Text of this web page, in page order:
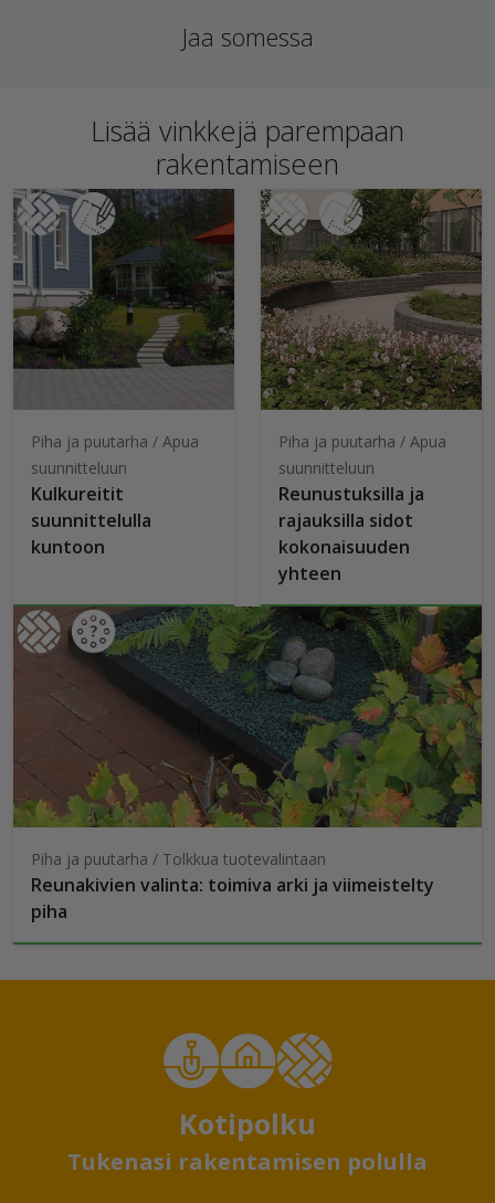
Jaa somessa
Lisää vinkkejä parempaan
rakentamiseen
Piha ja puutarha / Apua
suunnitteluun
Kulkureitit
suunnittelulla
kuntoon
Piha ja puutarha / Apua
suunnitteluun
Reunustuksilla ja
rajauksilla sidot
kokonaisuuden
yhteen
Piha ja puutarha / Tolkkua tuotevalintaan
Reunakivien valinta: toimiva arki ja viimeistelty
piha
Kotipolku
Tukenasi rakentamisen polulla